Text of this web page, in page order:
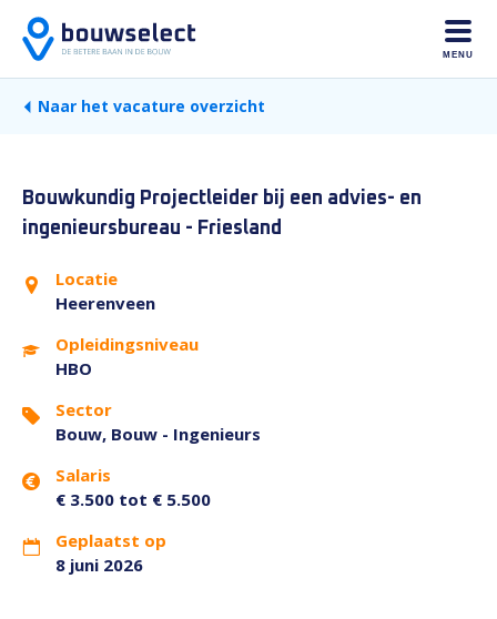
MENU
Naar het vacature overzicht
Bouwkundig Projectleider bij een advies- en
ingenieursbureau - Friesland
Locatie
Heerenveen
Opleidingsniveau
HBO
Sector
Bouw, Bouw - Ingenieurs
Salaris
€ 3.500 tot € 5.500
Geplaatst op
8 juni 2026